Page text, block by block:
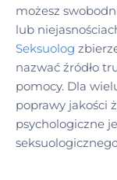
możesz
lub
Seksuolog
nazwać źródło
pomocy. Dla
poprawy jakości
psychologiczne